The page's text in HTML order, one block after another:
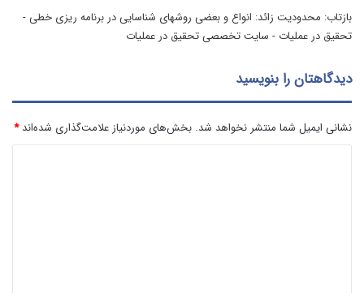
بازتاب: محدودیت زائد: انواع و بعضی روشهای شناسایی در برنامه ریزی خطی -
تحقیق در عملیات - سایت تخصصی تحقیق در عملیات
دیدگاهتان را بنویسید
نشانی ایمیل شما منتشر نخواهد شد. بخش‌های موردنیاز علامت‌گذاری شده‌اند*